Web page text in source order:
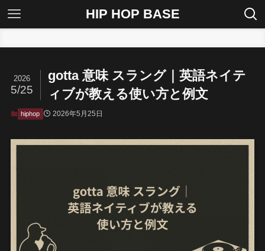
HIP HOP BASE
gotta 意味 スラング｜英語ネイテ
ィブが教える使い方と例文
2026
5/25
hiphop 2026年5月25日